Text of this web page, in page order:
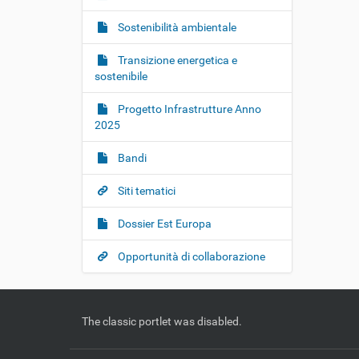
Sostenibilità ambientale
Transizione energetica e
sostenibile
Progetto Infrastrutture Anno
2025
Bandi
Siti tematici
Dossier Est Europa
Opportunità di collaborazione
The classic portlet was disabled.